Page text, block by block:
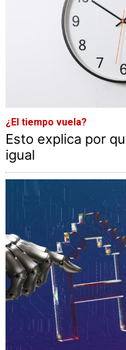
¿El tiempo vuela?
Esto explica por
igual